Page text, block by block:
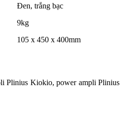
Đen, trắng bạc
9kg
105 x 450 x 400mm
Plinius Kiokio, power ampli